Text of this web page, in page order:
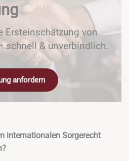
Ersteinschätzung von
schnell & unverbindlich.
anfordern
internationalen Sorgerecht